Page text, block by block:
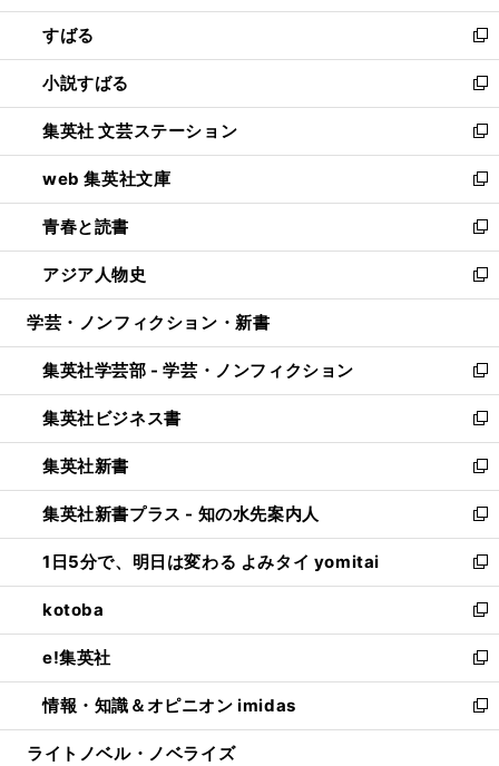
開
く
ウ
で
開
く
ン
ド
ウ
で
開
く
すばる
新
し
い
ウ
ィ
ン
ド
ウ
で
開
く
小説すばる
新
し
い
ウ
ィ
ン
ド
ウ
で
開
集英社 文芸ステーション
新
し
い
ウ
ィ
ン
ド
ウ
開
く
web 集英社文庫
新
し
い
ウ
ィ
ン
ウ
で
開
く
青春と読書
新
し
い
ウ
ン
ド
ウ
で
開
く
アジア人物史
新
し
ウ
ィ
ン
ド
ウ
で
開
く
学芸・ノンフィクション・新書
集英社学芸部 - 学芸・ノンフィクション
新
し
い
ウ
ィ
ン
ド
ウ
で
開
く
集英社ビジネス書
新
し
い
ウ
ィ
ン
ド
ウ
で
開
く
集英社新書
新
し
い
ウ
ィ
ン
ド
ウ
で
開
く
集英社新書プラス - 知の水先案内人
新
し
い
ウ
ィ
ン
ド
ウ
で
開
1日5分で、明日は変わる よみタイ yomitai
新
し
い
ウ
ィ
ン
ド
ウ
kotoba
新
し
い
ウ
ィ
ン
e!集英社
新
し
い
ウ
情報・知識＆オピニオン imidas
新
し
ライトノベル・ノベライズ